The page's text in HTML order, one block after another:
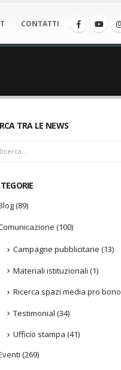
CONTATTI
TRA LE NEWS
(89)
(100)
Campagne pubblicitarie (13)
Materiali istituzionali (1)
Ricerca spazi media pro bono
Testimonial (34)
Ufficio stampa (41)
(269)